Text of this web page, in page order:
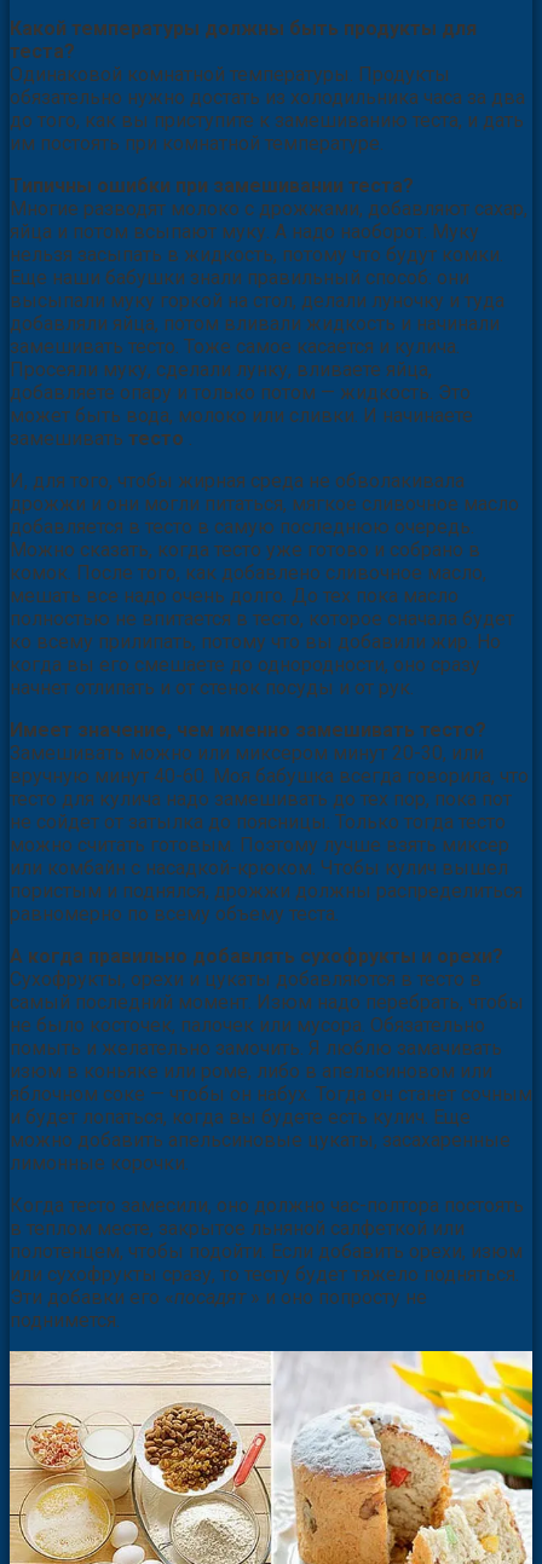
Какой температуры должны быть продукты для
теста?
Одинаковой комнатной температуры. Продукты
обязательно нужно достать из холодильника часа за два
до того, как вы приступите к замешиванию теста, и дать
им постоять при комнатной температуре.
Типичны ошибки при замешивании теста?
Многие разводят молоко с дрожжами, добавляют сахар,
яйца и потом всыпают муку. А надо наоборот. Муку
нельзя засыпать в жидкость, потому что будут комки.
Еще наши бабушки знали правильный способ: они
высыпали муку горкой на стол, делали луночку и туда
добавляли яйца, потом вливали жидкость и начинали
замешивать тесто. Тоже самое касается и кулича.
Просеяли муку, сделали лунку, вливаете яйца,
добавляете опару и только потом — жидкость. Это
может быть вода, молоко или сливки. И начинаете
замешивать тесто .
И, для того, чтобы жирная среда не обволакивала
дрожжи и они могли питаться, мягкое сливочное масло
добавляется в тесто в самую последнюю очередь.
Можно сказать, когда тесто уже готово и собрано в
комок. После того, как добавлено сливочное масло,
мешать все надо очень долго. До тех пока масло
полностью не впитается в тесто, которое сначала будет
ко всему прилипать, потому что вы добавили жир. Но
когда вы его смешаете до однородности, оно сразу
начнет отлипать и от стенок посуды и от рук.
Имеет значение, чем именно замешивать тесто?
Замешивать можно или миксером минут 20-30, или
вручную минут 40-60. Моя бабушка всегда говорила, что
тесто для кулича надо замешивать до тех пор, пока пот
не сойдет от затылка до поясницы. Только тогда тесто
можно считать готовым. Поэтому лучше взять миксер
или комбайн с насадкой-крюком. Чтобы кулич вышел
пористым и поднялся, дрожжи должны распределиться
равномерно по всему объему теста.
А когда правильно добавлять сухофрукты и орехи?
Сухофрукты, орехи и цукаты добавляются в тесто в
самый последний момент. Изюм надо перебрать, чтобы
не было косточек, палочек или мусора. Обязательно
помыть и желательно замочить. Я люблю замачивать
изюм в коньяке или роме, либо в апельсиновом или
яблочном соке — чтобы он набух. Тогда он станет сочным
и будет лопаться, когда вы будете есть кулич. Еще
можно добавить апельсиновые цукаты, засахаренные
лимонные корочки.
Когда тесто замесили, оно должно час-полтора постоять
в теплом месте, закрытое льняной салфеткой или
полотенцем, чтобы подойти. Если добавить орехи, изюм
или сухофрукты сразу, то тесту будет тяжело подняться.
Эти добавки его «посадят » и оно попросту не
поднимется.